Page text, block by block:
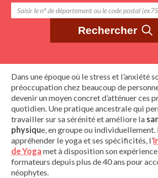
Organigramme
Le Conseil
Les actualités de
Adhérer à l’IFY
Bibliographie
Trouver un séminaire
S’assurer
L’enseignement et la
(Protocole de l’Île de
Dans une époque où le stress et l’anxiété
préoccupation chez beaucoup de
devenir un moyen concret d’atténuer ces
quotidien. Une pratique ancestrale qui
travailler sur sa sérénité et améliore la
physique, en groupe ou
appréhender le yoga et ses spécificités, l’
de Yoga met à disposition son expérience
formateurs depuis plus de 40 ans pour
néophytes.